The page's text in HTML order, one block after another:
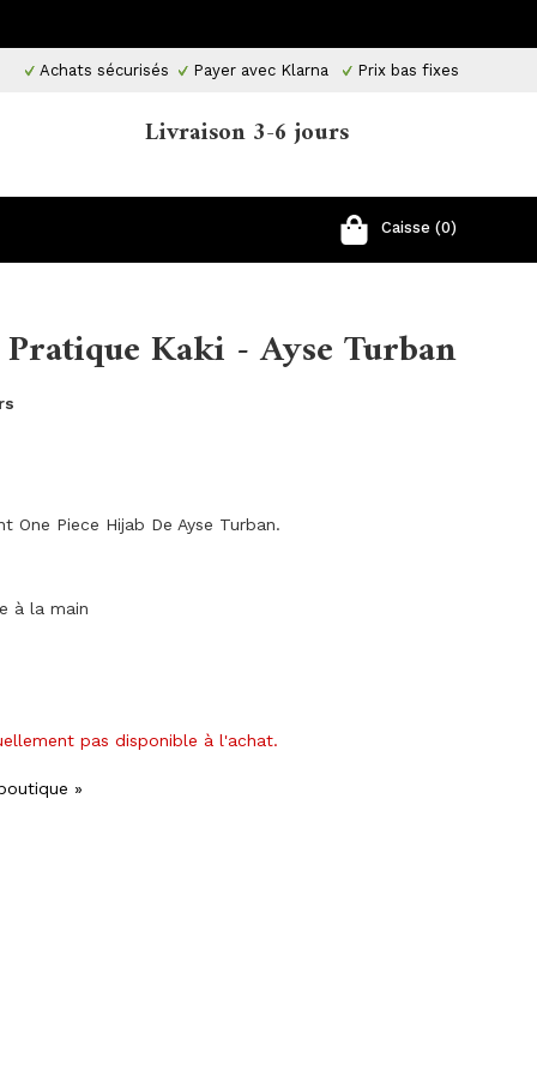
Achats sécurisés Payer avec Klarna Prix ​​bas fixes
Livraison 3-6 jours
Caisse (0)
Kaki - Ayse Turban
One Piece Hijab De Ayse Turban.
à la main
pas disponible à l'achat.
»